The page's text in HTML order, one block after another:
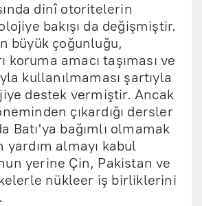
dinî otoritelerin
bakışı da değişmiştir.
büyük çoğunluğu,
koruma amacı taşıması ve
kullanılmaması şartıyla
destek vermiştir. Ancak
çıkardığı dersler
Batı'ya bağımlı olmamak
yardım almayı kabul
yerine Çin, Pakistan ve
nükleer iş birliklerini